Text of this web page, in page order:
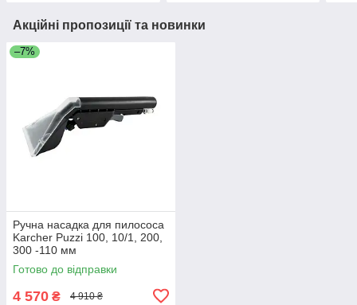
Акційні пропозиції та новинки
–7%
Ручна насадка для пилососа
Karcher Puzzi 100, 10/1, 200,
300 -110 мм
Готово до відправки
4 570 ₴ 4 910 ₴